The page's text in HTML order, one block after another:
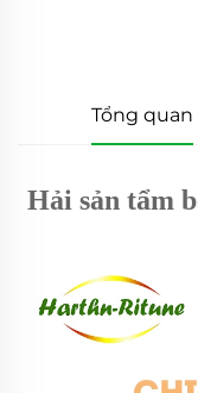
Tổng quan
Hải sản tẩm